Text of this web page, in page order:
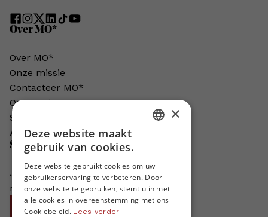
Over MO*
Over MO*
Onze missie
Contacteer MO*
Onze auteurs
Schrijven voor MO*?
Adverteren in MO*
Steun MO*
Je helpt ons groeien. MO* bestaat
niet zonder jouw steun!
Word proMO*
ENGLISH
×
Deze website maakt
gebruik van cookies.
Deze website gebruikt cookies om uw
gebruikerservaring te verbeteren. Door
onze website te gebruiken, stemt u in met
alle cookies in overeenstemming met ons
Cookiebeleid. Lees verder